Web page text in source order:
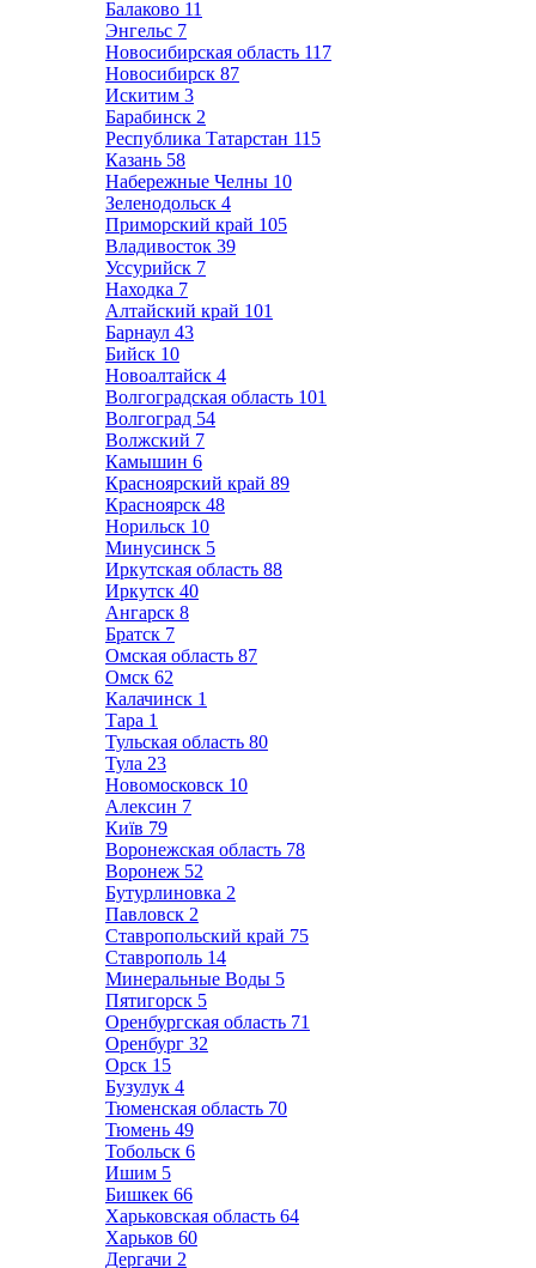
Балаково 11
Энгельс 7
Новосибирская область 117
Новосибирск 87
Искитим 3
Барабинск 2
Республика Татарстан 115
Казань 58
Набережные Челны 10
Зеленодольск 4
Приморский край 105
Владивосток 39
Уссурийск 7
Находка 7
Алтайский край 101
Барнаул 43
Бийск 10
Новоалтайск 4
Волгоградская область 101
Волгоград 54
Волжский 7
Камышин 6
Красноярский край 89
Красноярск 48
Норильск 10
Минусинск 5
Иркутская область 88
Иркутск 40
Ангарск 8
Братск 7
Омская область 87
Омск 62
Калачинск 1
Тара 1
Тульская область 80
Тула 23
Новомосковск 10
Алексин 7
Київ 79
Воронежская область 78
Воронеж 52
Бутурлиновка 2
Павловск 2
Ставропольский край 75
Ставрополь 14
Минеральные Воды 5
Пятигорск 5
Оренбургская область 71
Оренбург 32
Орск 15
Бузулук 4
Тюменская область 70
Тюмень 49
Тобольск 6
Ишим 5
Бишкек 66
Харьковская область 64
Харьков 60
Дергачи 2